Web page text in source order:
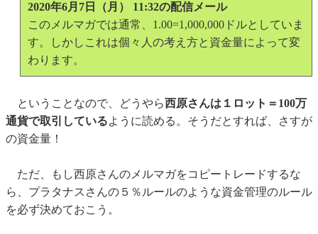
2020年6月7日（月） 11:32の配信メール
このメルマガでは通常、1.00=1,000,000ドルとしていま
す。しかしこれは個々人の考え方と資金量によって変
わります。
ということなので、どうやら西原さんは１ロット＝100万
通貨で取引しているように読める。そうだとすれば、さすが
の資金量！
ただ、もし西原さんのメルマガをコピートレードするな
ら、プラタナスさんの５％ルールのような資金管理のルール
を必ず決めておこう。